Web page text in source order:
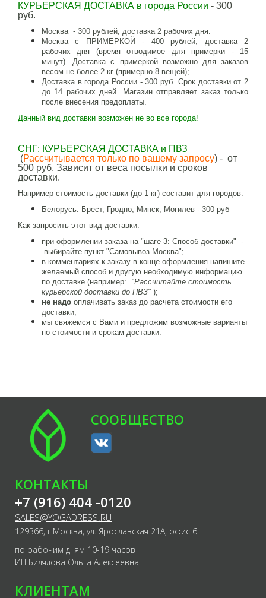
КУРЬЕРСКАЯ ДОСТАВКА в города России - 300
руб.
Москва - 300 рублей; доставка 2 рабочих дня.
Москва с ПРИМЕРКОЙ - 400 рублей; доставка 2
рабочих дня (время отводимое для примерки - 15
минут). Доставка с примеркой возможно для заказов
весом не более 2 кг (примерно 8 вещей);
Доставка в города России - 300 руб. Срок доставки от 2
до 14 рабочих дней. Магазин отправляет заказ только
после внесения предоплаты.
Данный вид доставки возможен не во все города!
СНГ: КУРЬЕРСКАЯ ДОСТАВКА и ПВЗ
(Рассчитывается только по вашему запросу) - от
500 руб. Зависит от веса посылки и сроков
доставки.
Например стоимость доставки (до 1 кг) составит для городов:
Белорусь: Брест, Гродно, Минск, Могилев - 300 руб
Как запросить этот вид доставки:
при оформлении заказа на "шаге 3: Способ доставки" -
выбирайте пункт "Самовывоз Москва";
в комментариях к заказу в конце оформления напишите
желаемый способ и другую необходимую информацию
по доставке (например: "Рассчитайте стоимость
курьерской доставки до ПВЗ" );
не надо оплачивать заказ до расчета стоимости его
доставки;
мы свяжемся с Вами и предложим возможные варианты
по стоимости и срокам доставки.
СООБЩЕСТВО
КОНТАКТЫ
+7 (916) 404 -0120
SALES@YOGADRESS.RU
129366, г.Москва, ул. Ярославская 21А, офис 6
по рабочим дням 10-19 часов
ИП Билялова Ольга Алексеевна
КЛИЕНТАМ